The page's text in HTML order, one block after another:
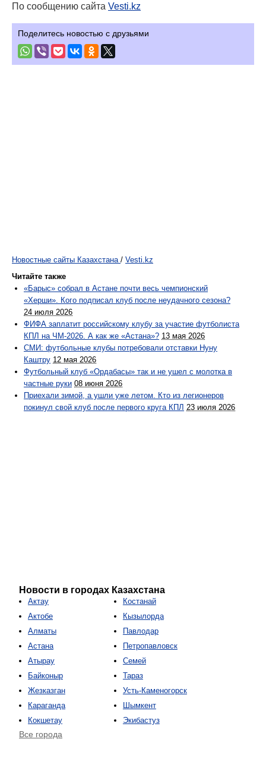
По сообщению сайта Vesti.kz
Поделитесь новостью с друзьями
Новостные сайты Казахстана / Vesti.kz
Читайте также
«Барыс» собрал в Астане почти весь чемпионский
«Херши». Кого подписал клуб после неудачного сезона?
24 июля 2026
ФИФА заплатит российскому клубу за участие футболиста
КПЛ на ЧМ-2026. А как же «Астана»? 13 мая 2026
СМИ: футбольные клубы потребовали отставки Нуну
Каштру 12 мая 2026
Футбольный клуб «Ордабасы» так и не ушел с молотка в
частные руки 08 июня 2026
Приехали зимой, а ушли уже летом. Кто из легионеров
покинул свой клуб после первого круга КПЛ 23 июля 2026
Новости в городах Казахстана
Актау
Актобе
Алматы
Астана
Атырау
Байконыр
Жезказган
Караганда
Кокшетау
Костанай
Кызылорда
Павлодар
Петропавловск
Семей
Тараз
Усть-Каменогорск
Шымкент
Экибастуз
Все города